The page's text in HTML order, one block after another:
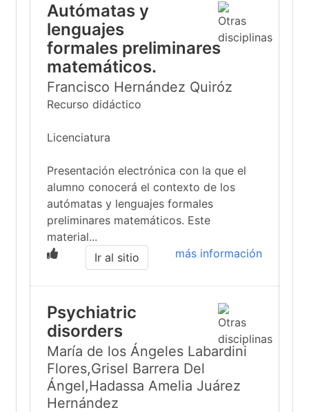
Autómatas y
lenguajes
formales preliminares
matemáticos.
Francisco Hernández Quiróz
Recurso didáctico
Licenciatura
Presentación electrónica con la que el
alumno conocerá el contexto de los
autómatas y lenguajes formales
preliminares matemáticos. Este
material...
más información
Ir al sitio
Psychiatric
disorders
María de los Ángeles Labardini
Flores,Grisel Barrera Del
Ángel,Hadassa Amelia Juárez
Hernández